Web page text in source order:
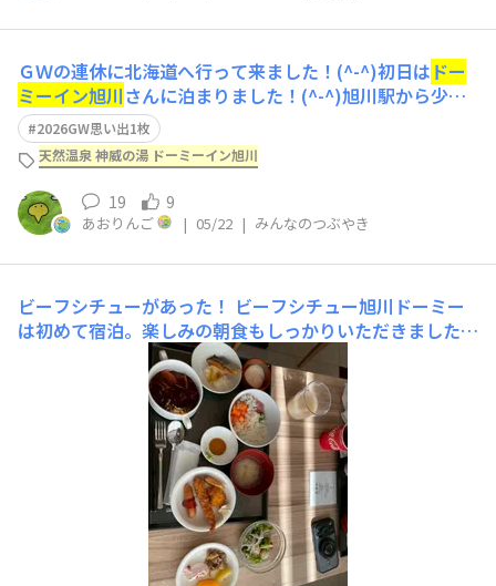
ＧＷの連休に北海道へ行って来ました！(^-^)初日は ドー
ミーイン旭川さんに泊まりました！(^-^)旭川駅から少し
歩きます。NHKのアンテナ塔が目印になります。(^ ^)旭
川さんは改装後、初めてとなります。最上階に大浴場が有
ります。大浴場はサウナにオートロウリュが新しく設置さ
れました！（^人^）内湯と
2026GW思い出1枚
天然温泉 神威の湯 ドーミーイン旭川
19 9
あおりんご | 05/22 | みんなのつぶやき
ビーフシチューがあった！ ​​ビーフシチュー​​​旭川ドーミー
は初めて宿泊。楽しみの朝食もしっかりいただきました♪​
ビーフシチューとサラダ何とても美味しかったです！